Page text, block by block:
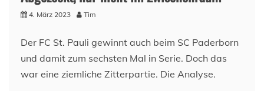
4. März 2023 Tim
Der FC St. Pauli gewinnt auch beim SC Paderborn
und damit zum sechsten Mal in Serie. Doch das
war eine ziemliche Zitterpartie. Die Analyse.